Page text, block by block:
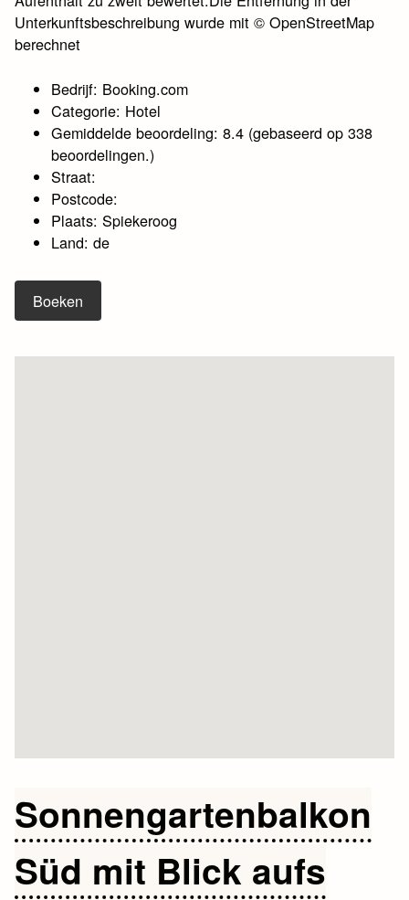
Unterkunftsbeschreibung wurde mit © OpenStreetMap
berechnet
Bedrijf: Booking.com
Categorie: Hotel
Gemiddelde beoordeling: 8.4 (gebaseerd op 338
beoordelingen.)
Straat:
Postcode:
Plaats: Spiekeroog
Land: de
Boeken
Sonnengartenbalkon
Süd mit Blick aufs